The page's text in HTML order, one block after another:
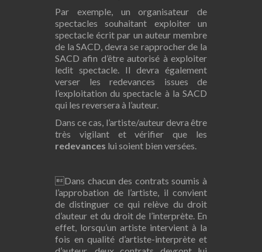
Par exemple, un organisateur de
spectacles souhaitant exploiter un
spectacle écrit par un auteur membre
de la SACD, devra se rapprocher de la
SACD afin d’être autorisé à exploiter
ledit spectacle. Il devra également
verser les redevances issues de
l’exploitation du spectacle à la SACD
qui les reversera à l’auteur.
Dans ce cas, l’artiste/auteur devra être
très vigilant et vérifier que les
redevances lui soient bien versées.
Dans chacun des contrats soumis à
l’approbation de l’artiste, il convient
de distinguer ce qui relève du droit
d’auteur et du droit de l’interprète. En
effet, lorsqu’un artiste intervient à la
fois en qualité d’artiste-interprète et